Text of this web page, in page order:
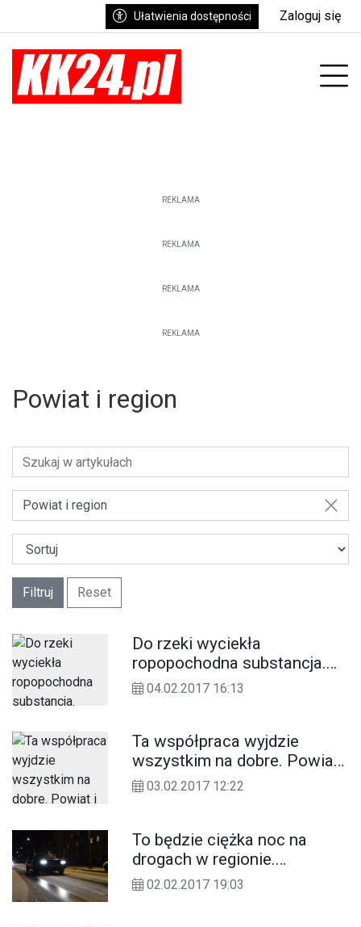
Ułatwienia dostępności Zaloguj się
REKLAMA
REKLAMA
REKLAMA
REKLAMA
Powiat i region
Powiat i region
Filtruj Reset
Do rzeki wyciekła
ropopochodna substancja.
Interweniowały cztery
04.02.2017 16:13
Ta współpraca wyjdzie
wszystkim na dobre. Powiat i
przedsiębiorcy będą kusić
03.02.2017 12:22
To będzie ciężka noc na
drogach w regionie.
Meteorolodzy ostrzegają
02.02.2017 19:03